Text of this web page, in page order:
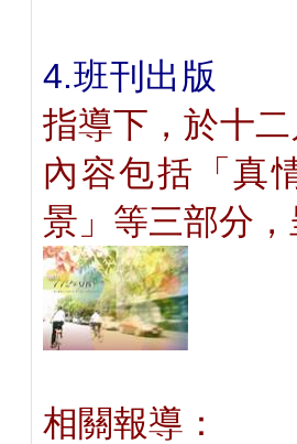
4.班刊出版
指導下，於十
內容包括「真
景」等三部分
相關報導：